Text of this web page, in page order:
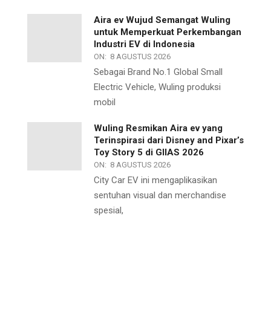
Aira ev Wujud Semangat Wuling
untuk Memperkuat Perkembangan
Industri EV di Indonesia
ON: 8 AGUSTUS 2026
Sebagai Brand No.1 Global Small
Electric Vehicle, Wuling produksi
mobil
Wuling Resmikan Aira ev yang
Terinspirasi dari Disney and Pixar’s
Toy Story 5 di GIIAS 2026
ON: 8 AGUSTUS 2026
City Car EV ini mengaplikasikan
sentuhan visual dan merchandise
spesial,